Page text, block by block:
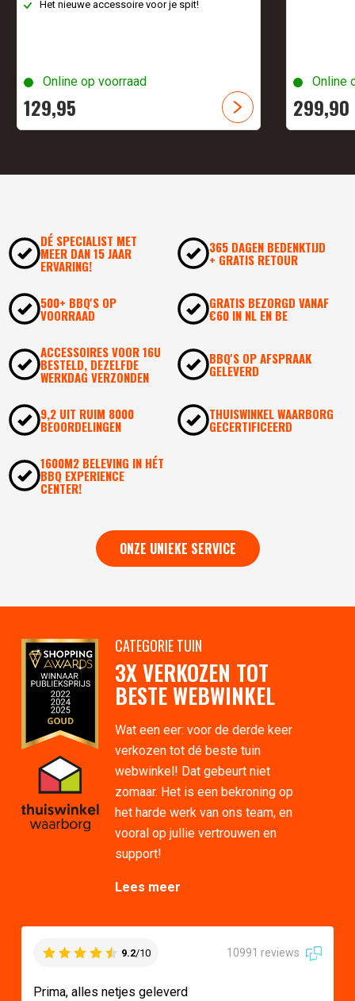
Het nieuwe accessoire voor je spit!
Online op voorraad
129,95
Online
299,90
DÉ SPECIALIST MET
MEER DAN 15 JAAR
ERVARING!
365 DAGEN BEDENKTIJD
+ GRATIS RETOUR
500+ BBQ'S OP
VOORRAAD
GRATIS BEZORGD VANAF
€60 IN NL EN BE
ACCESSOIRES VOOR 16U
BESTELD, DEZELFDE
WERKDAG VERZONDEN
BBQ'S OP AFSPRAAK
GELEVERD
9,2 UIT RUIM 8000
BEOORDELINGEN
THUISWINKEL WAARBORG
GECERTIFICEERD
1600M2 BELEVING IN HÉT
BBQ EXPERIENCE
CENTER!
ONZE UNIEKE SERVICE
CATEGORIE TUIN
3X VERKOZEN TOT
BESTE WEBWINKEL
Wat een eer: voor de derde keer
verkozen tot dé beste tuin
webwinkel! Dat gebeurt niet
zomaar. Het is een bekroning op
het harde werk van ons team, en
vooral op jullie vertrouwen en
support!
Lees meer
9.2/10 10991 reviews
Prima, alles netjes geleverd